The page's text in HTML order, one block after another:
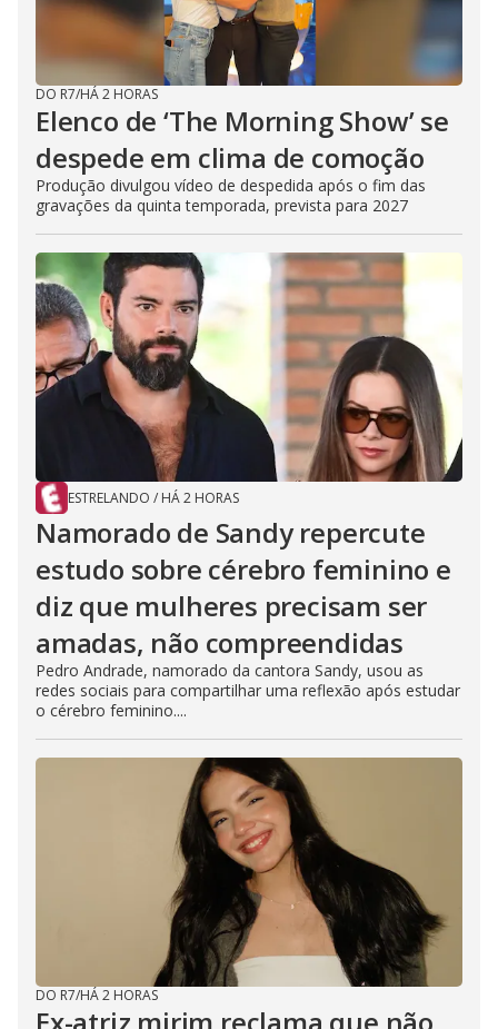
DO R7/HÁ 2 HORAS
Elenco de ‘The Morning Show’ se
despede em clima de comoção
Produção divulgou vídeo de despedida após o fim das
gravações da quinta temporada, prevista para 2027
ESTRELANDO / HÁ 2 HORAS
Namorado de Sandy repercute
estudo sobre cérebro feminino e
diz que mulheres precisam ser
amadas, não compreendidas
Pedro Andrade, namorado da cantora Sandy, usou as
redes sociais para compartilhar uma reflexão após estudar
o cérebro feminino....
DO R7/HÁ 2 HORAS